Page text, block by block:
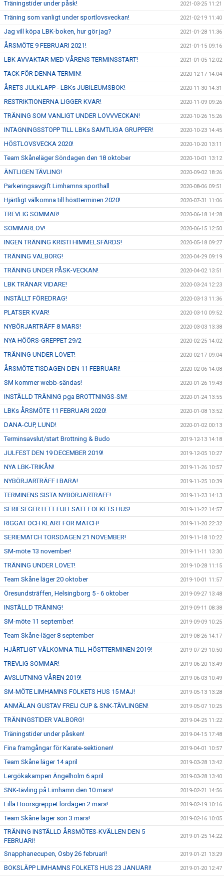
Träningstider under påsk! 2021-03-25 11:21
Träning som vanligt under sportlovsveckan! 2021-02-19 11:40
Jag vill köpa LBK-boken, hur gör jag? 2021-01-28 11:36
ÅRSMÖTE 9 FEBRUARI 2021! 2021-01-15 09:16
LBK AVVAKTAR MED VÅRENS TERMINSSTART! 2021-01-05 12:02
TACK FÖR DENNA TERMIN! 2020-12-17 14:04
ÅRETS JULKLAPP - LBKs JUBILEUMSBOK! 2020-11-30 14:31
RESTRIKTIONERNA LIGGER KVAR! 2020-11-09 09:26
TRÄNING SOM VANLIGT UNDER LOVVVECKAN! 2020-10-26 15:26
INTAGNINGSSTOPP TILL LBKs SAMTLIGA GRUPPER! 2020-10-23 14:45
HÖSTLOVSVECKA 2020! 2020-10-20 13:11
Team Skåneläger Söndagen den 18 oktober 2020-10-01 13:12
ÄNTLIGEN TÄVLING! 2020-09-02 18:26
Parkeringsavgift Limhamns sporthall 2020-08-06 09:51
Hjärtligt välkomna till höstterminen 2020! 2020-07-31 11:06
TREVLIG SOMMAR! 2020-06-18 14:28
SOMMARLOV! 2020-06-15 12:50
INGEN TRÄNING KRISTI HIMMELSFÄRDS! 2020-05-18 09:27
TRÄNING VALBORG! 2020-04-29 09:19
TRÄNING UNDER PÅSK-VECKAN! 2020-04-02 13:51
LBK TRÄNAR VIDARE! 2020-03-24 12:23
INSTÄLLT FÖREDRAG! 2020-03-13 11:36
PLATSER KVAR! 2020-03-10 09:52
NYBÖRJARTRÄFF 8 MARS! 2020-03-03 13:38
NYA HÖÖRS-GREPPET 29/2 2020-02-25 14:02
TRÄNING UNDER LOVET! 2020-02-17 09:04
ÅRSMÖTE TISDAGEN DEN 11 FEBRUARI! 2020-02-06 14:08
SM kommer webb-sändas! 2020-01-26 19:43
INSTÄLLD TRÄNING pga BROTTNINGS-SM! 2020-01-24 13:55
LBKs ÅRSMÖTE 11 FEBRUARI 2020! 2020-01-08 13:52
DANA-CUP, LUND! 2020-01-02 00:13
Terminsavslut/start Brottning & Budo 2019-12-13 14:18
JULFEST DEN 19 DECEMBER 2019! 2019-12-05 10:27
NYA LBK-TRIKÅN! 2019-11-26 10:57
NYBÖRJARTRÄFF I BARA! 2019-11-25 10:39
TERMINENS SISTA NYBÖRJARTRÄFF! 2019-11-23 14:13
SERIESEGER I ETT FULLSATT FOLKETS HUS! 2019-11-22 14:57
RIGGAT OCH KLART FÖR MATCH! 2019-11-20 22:32
SERIEMATCH TORSDAGEN 21 NOVEMBER! 2019-11-18 10:22
SM-möte 13 november! 2019-11-11 13:30
TRÄNING UNDER LOVET! 2019-10-28 11:15
Team Skåne läger 20 oktober 2019-10-01 11:57
Öresundsträffen, Helsingborg 5 - 6 oktober 2019-09-27 13:48
INSTÄLLD TRÄNING! 2019-09-11 08:38
SM-möte 11 september! 2019-09-09 10:25
Team Skåne-läger 8 september 2019-08-26 14:17
HJÄRTLIGT VÄLKOMNA TILL HÖSTTERMINEN 2019! 2019-07-29 10:50
TREVLIG SOMMAR! 2019-06-20 13:49
AVSLUTNING VÅREN 2019! 2019-06-03 10:49
SM-MÖTE LIMHAMNS FOLKETS HUS 15 MAJ! 2019-05-13 13:28
ANMÄLAN GUSTAV FREIJ CUP & SNK-TÄVLINGEN! 2019-05-07 10:25
TRÄNINGSTIDER VALBORG! 2019-04-25 11:22
Träningstider under påsken! 2019-04-15 17:48
Fina framgångar för Karate-sektionen! 2019-04-01 10:57
Team Skåne läger 14 april 2019-03-28 13:42
Lergökakampen Ängelholm 6 april 2019-03-28 13:40
SNK-tävling på Limhamn den 10 mars! 2019-02-21 14:56
Lilla Höörsgreppet lördagen 2 mars! 2019-02-19 10:16
Team Skåne läger sön 3 mars! 2019-02-16 10:05
TRÄNING INSTÄLLD ÅRSMÖTES-KVÄLLEN DEN 5
FEBRUARI!
2019-01-25 14:22
Snapphanecupen, Osby 26 februari! 2019-01-21 13:29
BOKSLÄPP LIMHAMNS FOLKETS HUS 23 JANUARI! 2019-01-20 12:47